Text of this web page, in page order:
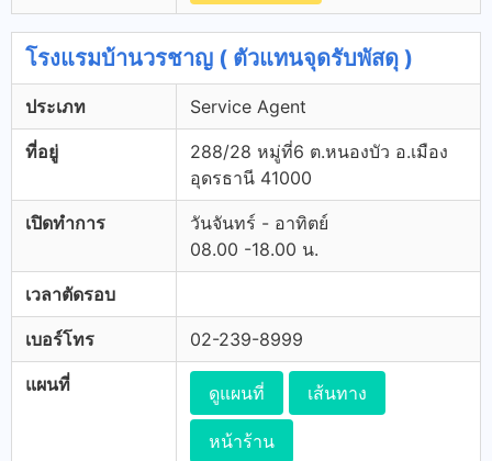
โรงแรมบ้านวรชาญ ( ตัวแทนจุดรับพัสดุ )
ประเภท Service Agent
ที่อยู่
288/28 หมู่ที่6 ต.หนองบัว อ.เมือง
อุดรธานี 41000
เปิดทำการ
วันจันทร์ - อาทิตย์
08.00 -18.00 น.
เวลาตัดรอบ
เบอร์โทร 02-239-8999
แผนที่ ดูแผนที่ เส้นทาง
หน้าร้าน